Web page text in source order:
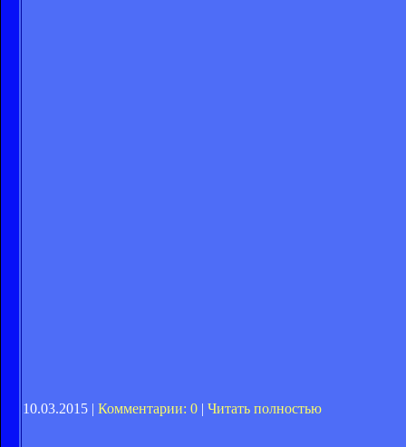
10.03.2015 | Комментарии: 0 | Читать полностью